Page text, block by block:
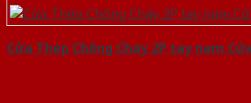
Cửa Thép Chống Cháy 2P tay nam